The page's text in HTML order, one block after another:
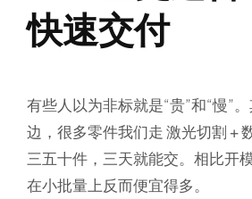
快速交付
有些人以为非标就是“贵”和“慢”
边，很多零件我们走激光切割 +
三五十件，三天就能交。相比开
在小批量上反而便宜得多。